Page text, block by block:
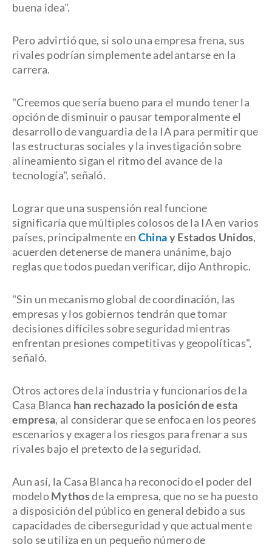
buena idea".
Pero advirtió que, si solo una empresa frena, sus
rivales podrían simplemente adelantarse en la
carrera.
"Creemos que sería bueno para el mundo tener la
opción de disminuir o pausar temporalmente el
desarrollo de vanguardia de la IA para permitir que
las estructuras sociales y la investigación sobre
alineamiento sigan el ritmo del avance de la
tecnología", señaló.
Lograr que una suspensión real funcione
significaría que múltiples colosos de la IA en varios
países, principalmente en Chinay Estados Unidos,
acuerden detenerse de manera unánime, bajo
reglas que todos puedan verificar, dijo Anthropic.
"Sin un mecanismo global de coordinación, las
empresas y los gobiernos tendrán que tomar
decisiones difíciles sobre seguridad mientras
enfrentan presiones competitivas y geopolíticas",
señaló.
Otros actores de la industria y funcionarios de la
Casa Blanca han rechazado la posición de esta
empresa, al considerar que se enfoca en los peores
escenarios y exagera los riesgos para frenar a sus
rivales bajo el pretexto de la seguridad.
Aun así, la Casa Blanca ha reconocido el poder del
modeloMythosde la empresa, que no se ha puesto
a disposición del público en general debido a sus
capacidades de ciberseguridad y que actualmente
solo se utiliza en un pequeño número de